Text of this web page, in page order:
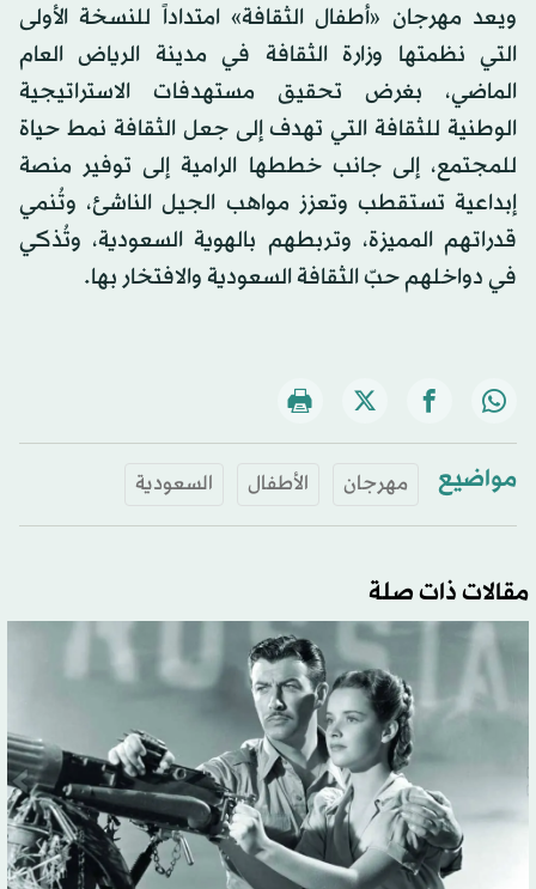
ويعد مهرجان «أطفال الثقافة» امتداداً للنسخة الأولى
التي نظمتها وزارة الثقافة في مدينة الرياض العام
الماضي، بغرض تحقيق مستهدفات الاستراتيجية
الوطنية للثقافة التي تهدف إلى جعل الثقافة نمط حياة
للمجتمع، إلى جانب خططها الرامية إلى توفير منصة
إبداعية تستقطب وتعزز مواهب الجيل الناشئ، وتُنمي
قدراتهم المميزة، وتربطهم بالهوية السعودية، وتُذكي
في دواخلهم حبّ الثقافة السعودية والافتخار بها.
مواضيع مهرجان الأطفال السعودية
مقالات ذات صلة